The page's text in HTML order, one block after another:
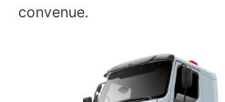
convenue.